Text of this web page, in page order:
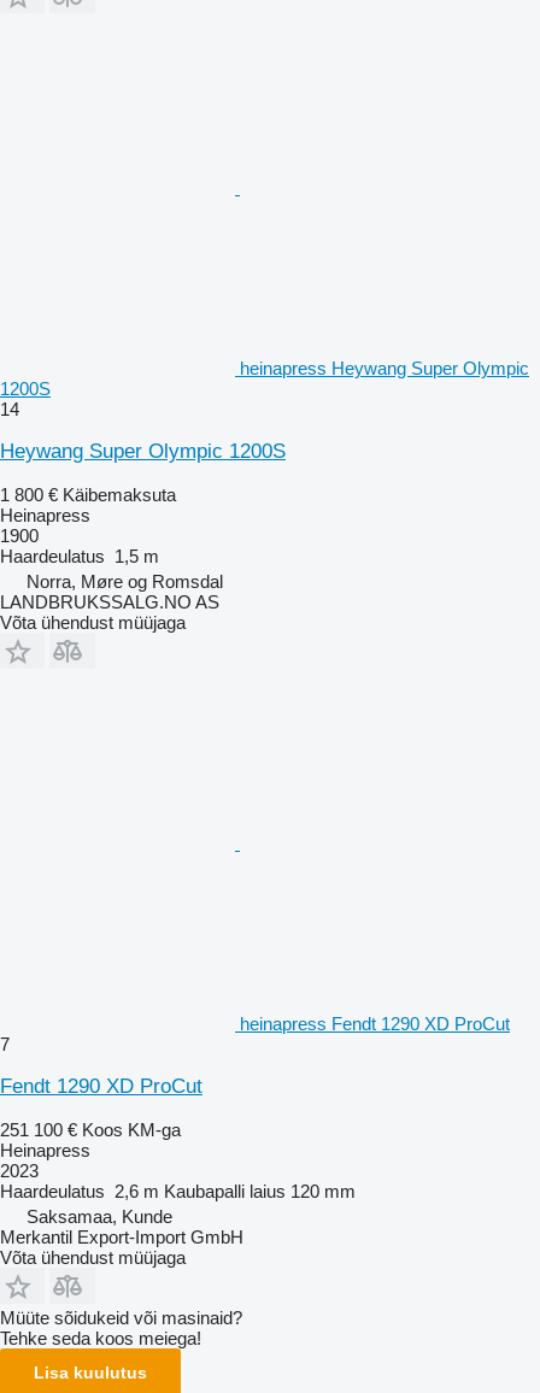
heinapress Heywang Super Olympic
1200S
14
Heywang Super Olympic 1200S
1 800 € Käibemaksuta
Heinapress
1900
Haardeulatus 1,5 m
Norra, Møre og Romsdal
LANDBRUKSSALG.NO AS
Võta ühendust müüjaga
heinapress Fendt 1290 XD ProCut
7
Fendt 1290 XD ProCut
251 100 € Koos KM-ga
Heinapress
2023
Haardeulatus 2,6 m Kaubapalli laius 120 mm
Saksamaa, Kunde
Merkantil Export-Import GmbH
Võta ühendust müüjaga
Müüte sõidukeid või masinaid?
Tehke seda koos meiega!
Lisa kuulutus